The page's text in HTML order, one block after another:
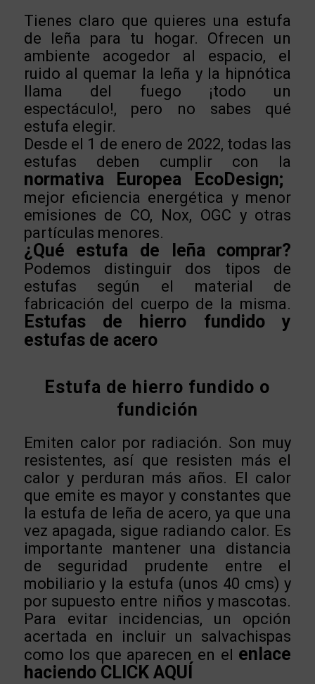
Tienes claro que quieres una estufa
de leña para tu hogar. Ofrecen un
ambiente acogedor al espacio, el
ruido al quemar la leña y la hipnótica
llama del fuego ¡todo un
espectáculo!, pero no sabes qué
estufa elegir.
Desde el 1 de enero de 2022, todas las
estufas deben cumplir con la
normativa Europea EcoDesign;
mejor eficiencia energética y menor
emisiones de CO, Nox, OGC y otras
partículas menores.
¿Qué estufa de leña comprar?
Podemos distinguir dos tipos de
estufas según el material de
fabricación del cuerpo de la misma.
Estufas de hierro fundido y
estufas de acero
Estufa de hierro fundido o
fundición
Emiten calor por radiación. Son muy
resistentes, así que resisten más el
calor y perduran más años. El calor
que emite es mayor y constantes que
la estufa de leña de acero, ya que una
vez apagada, sigue radiando calor. Es
importante mantener una distancia
de seguridad prudente entre el
mobiliario y la estufa (unos 40 cms) y
por supuesto entre niños y mascotas.
Para evitar incidencias, un opción
acertada en incluir un salvachispas
como los que aparecen en el enlace
haciendo CLICK AQUÍ